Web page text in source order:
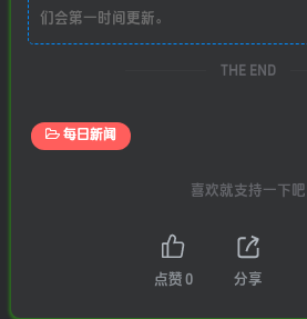
们会第一时间更新。
THE END
每日新闻
喜欢就支持一下吧
点赞 0 分享